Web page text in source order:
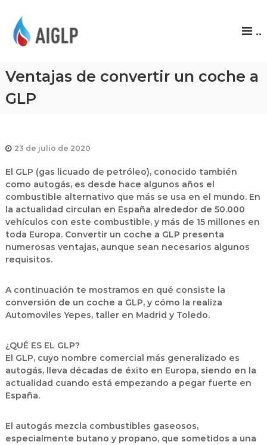
P
..
Ventajas de convertir un coche a
GLP
23 de julio de 2020
El GLP (gas licuado de petróleo), conocido también
como autogás, es desde hace algunos años el
combustible alternativo que más se usa en el mundo. En
la actualidad circulan en España alrededor de 50.000
vehículos con este combustible, y más de 15 millones en
toda Europa. Convertir un coche a GLP presenta
numerosas ventajas, aunque sean necesarios algunos
requisitos.
A continuación te mostramos en qué consiste la
conversión de un coche a GLP, y cómo la realiza
Automoviles Yepes, taller en Madrid y Toledo.
¿QUÉ ES EL GLP?
El GLP, cuyo nombre comercial más generalizado es
autogás, lleva décadas de éxito en Europa, siendo en la
actualidad cuando está empezando a pegar fuerte en
España.
El autogás mezcla combustibles gaseosos,
especialmente butano y propano, que sometidos a una